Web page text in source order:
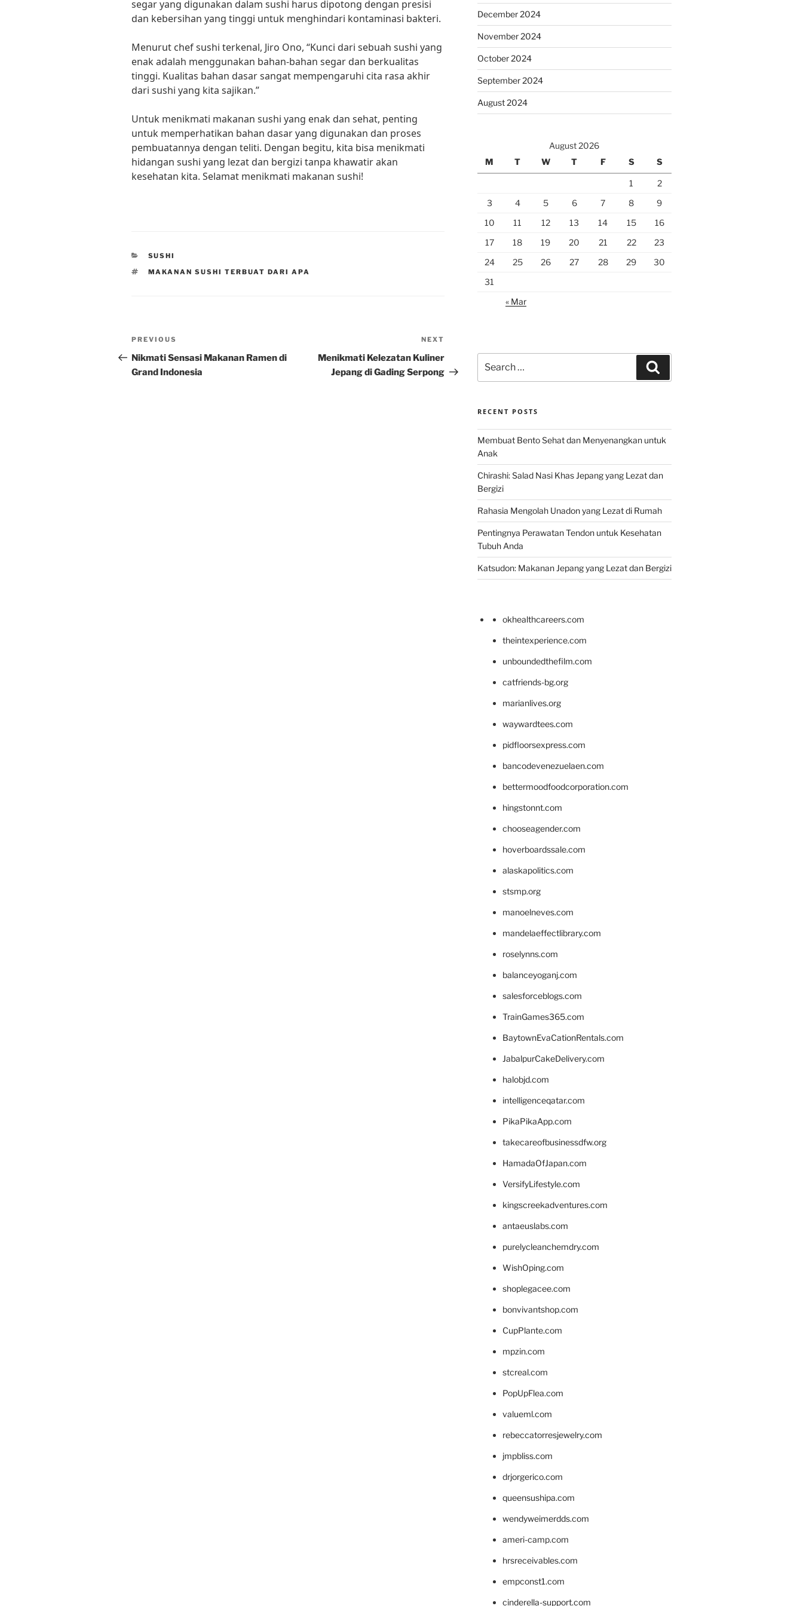
segar yang digunakan dalam sushi harus dipotong dengan presisi
dan kebersihan yang tinggi untuk menghindari kontaminasi bakteri.
Menurut chef sushi terkenal, Jiro Ono, “Kunci dari sebuah sushi yang
enak adalah menggunakan bahan-bahan segar dan berkualitas
tinggi. Kualitas bahan dasar sangat mempengaruhi cita rasa akhir
dari sushi yang kita sajikan.”
Untuk menikmati makanan sushi yang enak dan sehat, penting
untuk memperhatikan bahan dasar yang digunakan dan proses
pembuatannya dengan teliti. Dengan begitu, kita bisa menikmati
hidangan sushi yang lezat dan bergizi tanpa khawatir akan
kesehatan kita. Selamat menikmati makanan sushi!
CATEGORIES
SUSHI
TAGS
MAKANAN SUSHI TERBUAT DARI APA
Post
navigation
Previous
Post
PREVIOUS
Nikmati Sensasi Makanan Ramen di
Grand Indonesia
Post
NEXT
Menikmati Kelezatan Kuliner
Jepang di Gading Serpong
December 2024
November 2024
October 2024
September 2024
August 2024
August 2026
M
T W T F S S
1
2
3
4 5 6 7 8
9
10
11 12 13 14 15
16
17
18 19 20 21 22
23
24
25 26 27 28 29
30
31
« Mar
for:
RECENT POSTS
Membuat Bento Sehat dan Menyenangkan untuk
Anak
Chirashi: Salad Nasi Khas Jepang yang Lezat dan
Bergizi
Rahasia Mengolah Unadon yang Lezat di Rumah
Pentingnya Perawatan Tendon untuk Kesehatan
Tubuh Anda
Katsudon: Makanan Jepang yang Lezat dan Bergizi
okhealthcareers.com
theintexperience.com
unboundedthefilm.com
catfriends-bg.org
marianlives.org
waywardtees.com
pidfloorsexpress.com
bancodevenezuelaen.com
bettermoodfoodcorporation.com
hingstonnt.com
chooseagender.com
hoverboardssale.com
alaskapolitics.com
stsmp.org
manoelneves.com
mandelaeffectlibrary.com
roselynns.com
balanceyoganj.com
salesforceblogs.com
TrainGames365.com
BaytownEvaCationRentals.com
JabalpurCakeDelivery.com
halobjd.com
intelligenceqatar.com
PikaPikaApp.com
takecareofbusinessdfw.org
HamadaOfJapan.com
VersifyLifestyle.com
kingscreekadventures.com
antaeuslabs.com
purelycleanchemdry.com
WishOping.com
shoplegacee.com
bonvivantshop.com
CupPlante.com
mpzin.com
stcreal.com
PopUpFlea.com
valueml.com
rebeccatorresjewelry.com
jmpbliss.com
drjorgerico.com
queensushipa.com
wendyweimerdds.com
ameri-camp.com
hrsreceivables.com
empconst1.com
cinderella-support.com